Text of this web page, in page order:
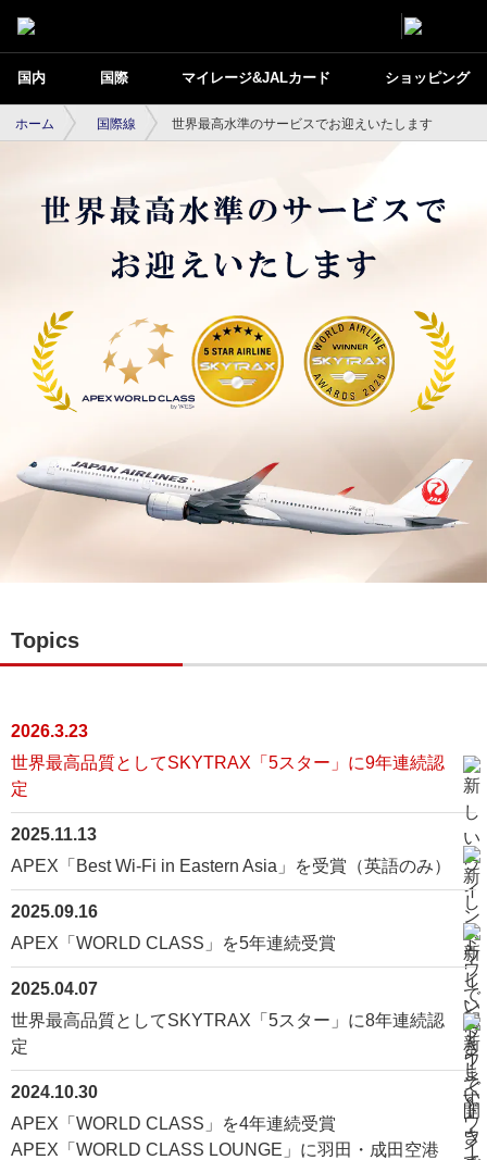
国内 国際 マイレージ&JALカード ショッピング
ホーム 国際線 世界最高水準のサービスでお迎えいたします
Topics
2026.3.23
世界最高品質としてSKYTRAX「5スター」に9年連続認
定
2025.11.13
APEX「Best Wi-Fi in Eastern Asia」を受賞（英語のみ）
2025.09.16
APEX「WORLD CLASS」を5年連続受賞
2025.04.07
世界最高品質としてSKYTRAX「5スター」に8年連続認
定
2024.10.30
APEX「WORLD CLASS」を4年連続受賞
APEX「WORLD CLASS LOUNGE」に羽田・成田空港